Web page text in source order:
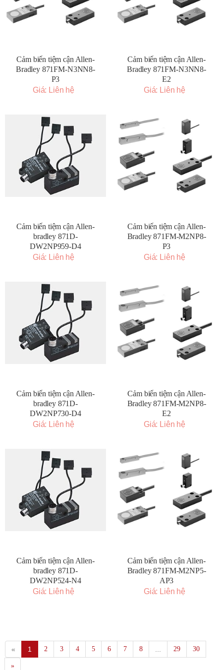
Cảm biến tiệm cận Allen-
Bradley 871FM-N3NN8-
P3
Giá: Liên hệ
Cảm biến tiệm cận Allen-
Bradley 871FM-N3NN8-
E2
Giá: Liên hệ
Cảm biến tiệm cận Allen-
bradley 871D-
DW2NP959-D4
Giá: Liên hệ
Cảm biến tiệm cận Allen-
Bradley 871FM-M2NP8-
P3
Giá: Liên hệ
Cảm biến tiệm cận Allen-
bradley 871D-
DW2NP730-D4
Giá: Liên hệ
Cảm biến tiệm cận Allen-
Bradley 871FM-M2NP8-
E2
Giá: Liên hệ
Cảm biến tiệm cận Allen-
bradley 871D-
DW2NP524-N4
Giá: Liên hệ
Cảm biến tiệm cận Allen-
Bradley 871FM-M2NP5-
AP3
Giá: Liên hệ
« 1 2 3 4 5 6 7 8 29 30
»